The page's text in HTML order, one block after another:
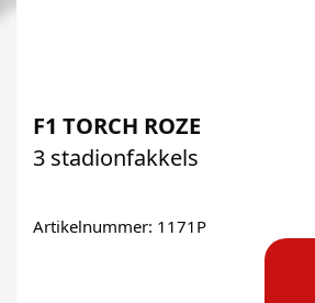
F1 TORCH ROZE
3 stadionfakkels
Artikelnummer: 1171P